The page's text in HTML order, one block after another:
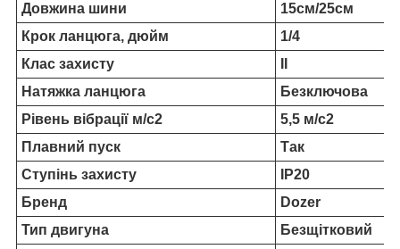
Довжина шини
15см/25см
Крок ланцюга, дюйм
1/4
Клас захисту
Натяжка ланцюга
Безключова
Рівень вібрації м/с2
5,5 м/с2
Плавний пуск
Так
Ступінь захисту
IP20
Бренд
Dozer
Тип двигуна
Безщітковий